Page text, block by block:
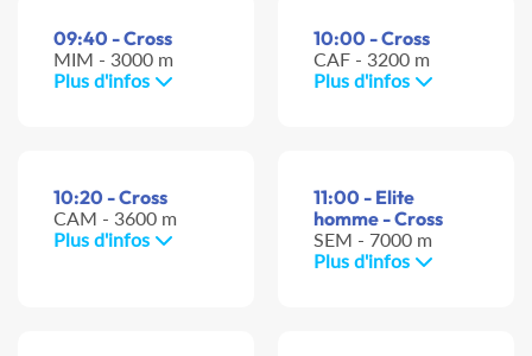
09:40 - Cross
MIM - 3000 m
Plus d'infos
10:00 - Cross
CAF - 3200 m
Plus d'infos
10:20 - Cross
CAM - 3600 m
Plus d'infos
11:00 - Elite
homme - Cross
SEM - 7000 m
Plus d'infos